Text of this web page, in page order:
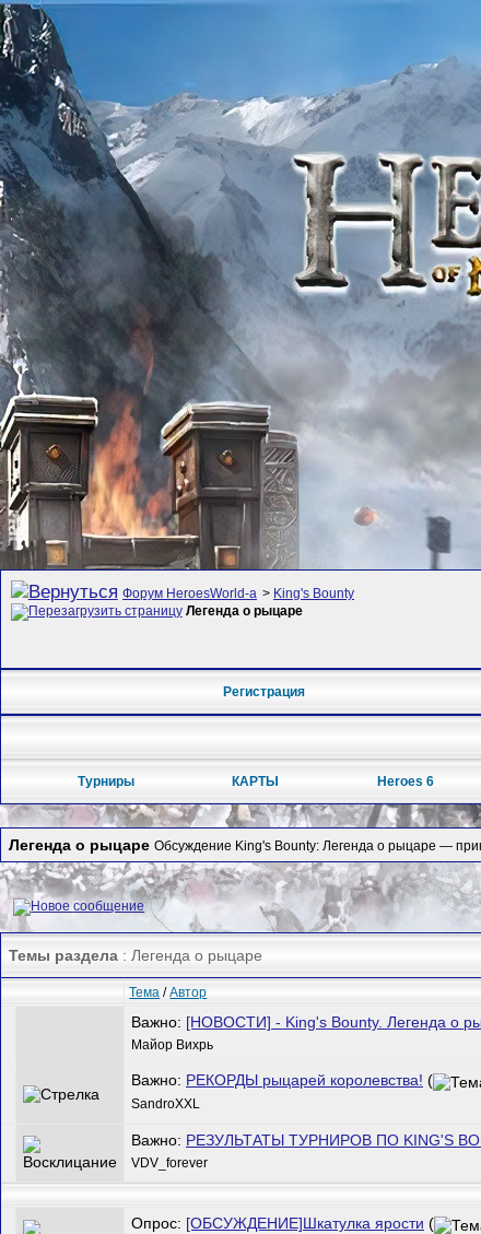
Форум HeroesWorld-а > King's Bounty
Легенда о рыцаре
Регистрация
Турниры КАРТЫ Heroes 6
Легенда о рыцаре Обсуждение King's Bounty: Легенда о рыцаре —
Темы раздела : Легенда о рыцаре
Тема /Автор
Важно: [НОВОСТИ] - King's Bounty. Легенда о
Майор Вихрь
Важно: РЕКОРДЫ рыцарей королевства! (
SandroXXL
Важно: РЕЗУЛЬТАТЫ ТУРНИРОВ ПО KING'S
VDV_forever
Опрос: [ОБСУЖДЕНИЕ]Шкатулка ярости (